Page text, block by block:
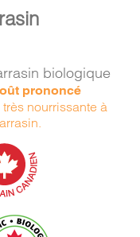
biologique
prononcé
nourrissante à